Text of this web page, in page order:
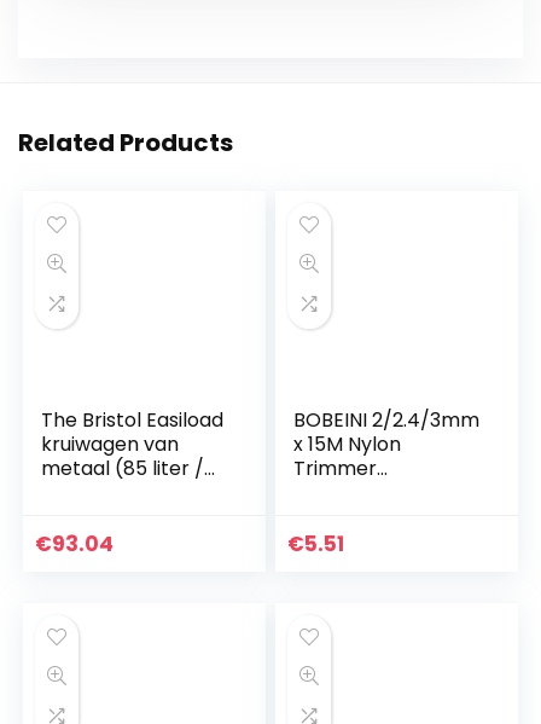
Related Products
The Bristol Easiload
kruiwagen van
metaal (85 liter /
€93.04
BOBEINI 2/2.4/3mm
x 15M Nylon
Trimmer
Grasmaaier Draad
€5.51